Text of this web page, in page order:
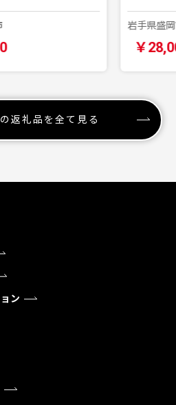
岩手県盛
￥
返礼品を全て見る
ン